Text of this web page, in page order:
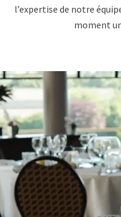
l’expertise de notre
moment